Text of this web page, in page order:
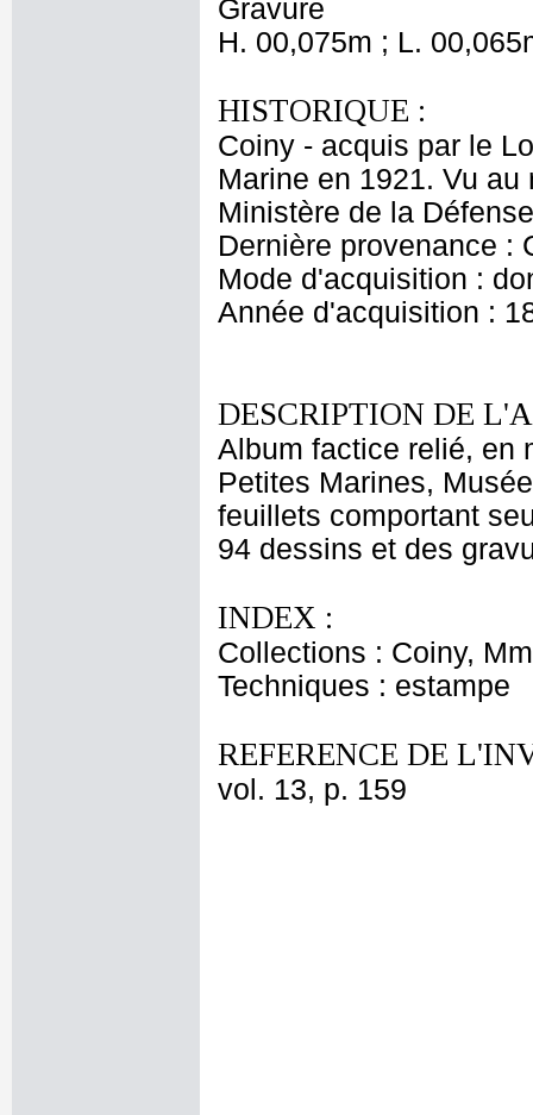
Gravure
H. 00,075m ; L.
HISTORIQUE :
Coiny - acquis par le
Marine en 1921. Vu
Ministère de la
Dernière provenance :
Mode d'acquisition :
Année d'acquisition :
DESCRIPTION DE
Album factice relié, en
Petites Marines,
feuillets comportant
94 dessins et des
INDEX :
Collections : Coiny,
Techniques : estampe
REFERENCE DE
vol. 13, p. 159